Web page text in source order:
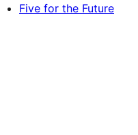
Five for the Future